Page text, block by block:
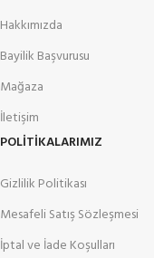
Hakkımızda
Bayilik Başvurusu
Mağaza
İletişim
POLİTİKALARIMIZ
Gizlilik Politikası
Mesafeli Satış Sözleşmesi
İptal ve İade Koşulları